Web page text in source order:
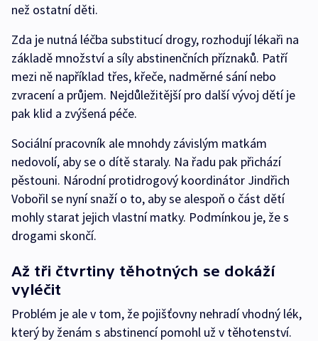
než ostatní děti.
Zda je nutná léčba substitucí drogy, rozhodují lékaři na
základě množství a síly abstinenčních příznaků. Patří
mezi ně například třes, křeče, nadměrné sání nebo
zvracení a průjem. Nejdůležitější pro další vývoj dětí je
pak klid a zvýšená péče.
Sociální pracovník ale mnohdy závislým matkám
nedovolí, aby se o dítě staraly. Na řadu pak přichází
pěstouni. Národní protidrogový koordinátor Jindřich
Vobořil se nyní snaží o to, aby se alespoň o část dětí
mohly starat jejich vlastní matky. Podmínkou je, že s
drogami skončí.
Až tři čtvrtiny těhotných se dokáží
vyléčit
Problém je ale v tom, že pojišťovny nehradí vhodný lék,
který by ženám s abstinencí pomohl už v těhotenství.